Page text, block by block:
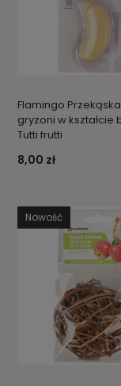
Flamingo
gryzoni w kształcie
Tutti frutti
8,00 zł
Nowość